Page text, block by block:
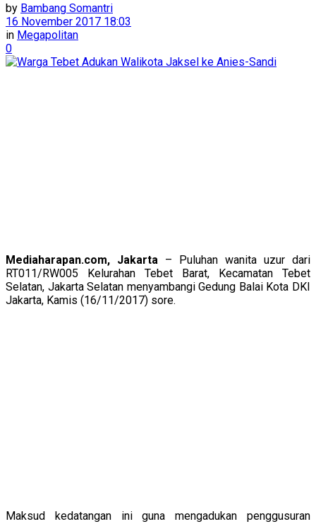
by Bambang Somantri
16 November 2017 18:03
in Megapolitan
0
Mediaharapan.com, Jakarta – Puluhan wanita uzur dari
RT011/RW005 Kelurahan Tebet Barat, Kecamatan Tebet
Selatan, Jakarta Selatan menyambangi Gedung Balai Kota DKI
Jakarta, Kamis (16/11/2017) sore.
Maksud kedatangan ini guna mengadukan penggusuran